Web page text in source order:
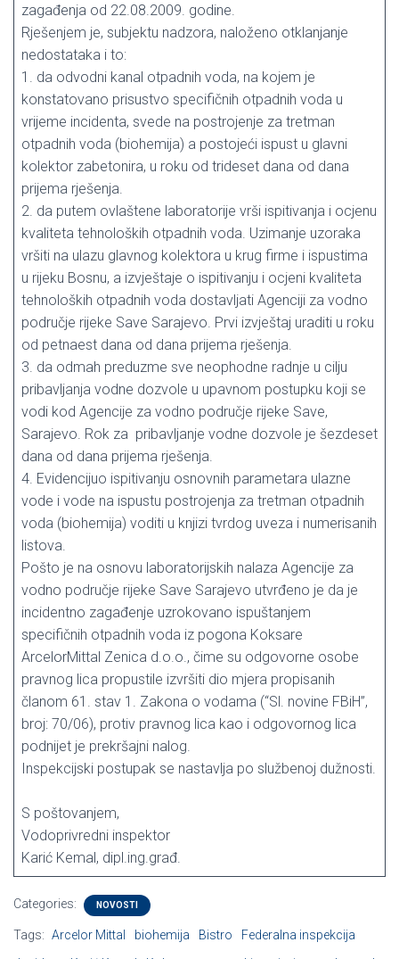
zagađenja od 22.08.2009. godine.
Rješenjem je, subjektu nadzora, naloženo otklanjanje
nedostataka i to:
1. da odvodni kanal otpadnih voda, na kojem je
konstatovano prisustvo specifičnih otpadnih voda u
vrijeme incidenta, svede na postrojenje za tretman
otpadnih voda (biohemija) a postojeći ispust u glavni
kolektor zabetonira, u roku od trideset dana od dana
prijema rješenja.
2. da putem ovlaštene laboratorije vrši ispitivanja i ocjenu
kvaliteta tehnoloških otpadnih voda. Uzimanje uzoraka
vršiti na ulazu glavnog kolektora u krug firme i ispustima
u rijeku Bosnu, a izvještaje o ispitivanju i ocjeni kvaliteta
tehnoloških otpadnih voda dostavljati Agenciji za vodno
područje rijeke Save Sarajevo. Prvi izvještaj uraditi u roku
od petnaest dana od dana prijema rješenja.
3. da odmah preduzme sve neophodne radnje u cilju
pribavljanja vodne dozvole u upavnom postupku koji se
vodi kod Agencije za vodno područje rijeke Save,
Sarajevo. Rok za pribavljanje vodne dozvole je šezdeset
dana od dana prijema rješenja.
4. Evidencijuo ispitivanju osnovnih parametara ulazne
vode i vode na ispustu postrojenja za tretman otpadnih
voda (biohemija) voditi u knjizi tvrdog uveza i numerisanih
listova.
Pošto je na osnovu laboratorijskih nalaza Agencije za
vodno područje rijeke Save Sarajevo utvrđeno je da je
incidentno zagađenje uzrokovano ispuštanjem
specifičnih otpadnih voda iz pogona Koksare
ArcelorMittal Zenica d.o.o., čime su odgovorne osobe
pravnog lica propustile izvršiti dio mjera propisanih
članom 61. stav 1. Zakona o vodama (“Sl. novine FBiH”,
broj: 70/06), protiv pravnog lica kao i odgovornog lica
podnijet je prekršajni nalog.
Inspekcijski postupak se nastavlja po službenoj dužnosti.
S poštovanjem,
Vodoprivredni inspektor
Karić Kemal, dipl.ing.građ.
Categories: NOVOSTI
Tags: Arcelor Mittal biohemija Bistro
Federalna inspekcija